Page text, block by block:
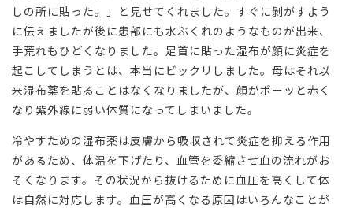
しの所に貼った。」と見せてくれました。すぐに剝がすよう
に伝えましたが後に患部にも水ぶくれのようなものが出来、
手荒れもひどくなりました。足首に貼った湿布が顔に炎症を
起こしてしまうとは、本当にビックリしました。母はそれ以
来湿布薬を貼ることはなくなりましたが、顔がポーッと赤く
なり紫外線に弱い体質になってしまいました。
冷やすための湿布薬は皮膚から吸収されて炎症を抑える作用
があるため、体温を下げたり、血管を委縮させ血の流れがお
そくなります。その状況から抜けるために血圧を高くして体
は自然に対応します。血圧が高くなる原因はいろんなことが